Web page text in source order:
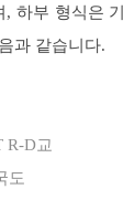
하부 형식은
과 같습니다.
R-D교
도